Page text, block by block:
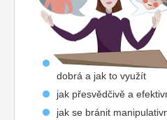
dobrá a jak to využít
jak přesvědčivě a
jak se bránit